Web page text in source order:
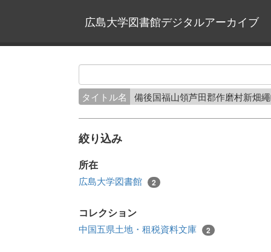
広島大学図書館デジタルアーカイブ
タイトル名 備後国福山領芦田郡作磨村新畑
絞り込み
所在
広島大学図書館 2
コレクション
中国五県土地・租税資料文庫 2